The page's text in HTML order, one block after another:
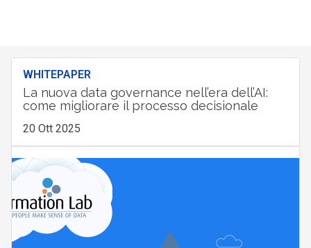
WHITEPAPER
La nuova data governance nell’era dell’AI:
come migliorare il processo decisionale
20 Ott 2025